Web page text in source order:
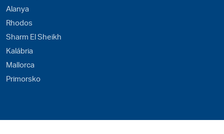
Alanya
Rhodos
Sharm El Sheikh
Kalábria
Mallorca
Primorsko